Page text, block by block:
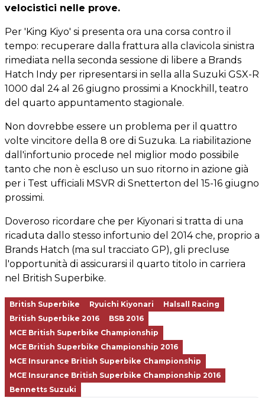
velocistici nelle prove.
Per 'King Kiyo' si presenta ora una corsa contro il
tempo: recuperare dalla frattura alla clavicola sinistra
rimediata nella seconda sessione di libere a Brands
Hatch Indy per ripresentarsi in sella alla Suzuki GSX-R
1000 dal 24 al 26 giugno prossimi a Knockhill, teatro
del quarto appuntamento stagionale.
Non dovrebbe essere un problema per il quattro
volte vincitore della 8 ore di Suzuka. La riabilitazione
dall'infortunio procede nel miglior modo possibile
tanto che non è escluso un suo ritorno in azione già
per i Test ufficiali MSVR di Snetterton del 15-16 giugno
prossimi.
Doveroso ricordare che per Kiyonari si tratta di una
ricaduta dallo stesso infortunio del 2014 che, proprio a
Brands Hatch (ma sul tracciato GP), gli precluse
l'opportunità di assicurarsi il quarto titolo in carriera
nel British Superbike.
British Superbike Ryuichi Kiyonari
Halsall Racing
British Superbike 2016
BSB 2016
MCE British Superbike Championship
MCE British Superbike Championship 2016
MCE Insurance British Superbike Championship
MCE Insurance British Superbike Championship 2016
Bennetts Suzuki